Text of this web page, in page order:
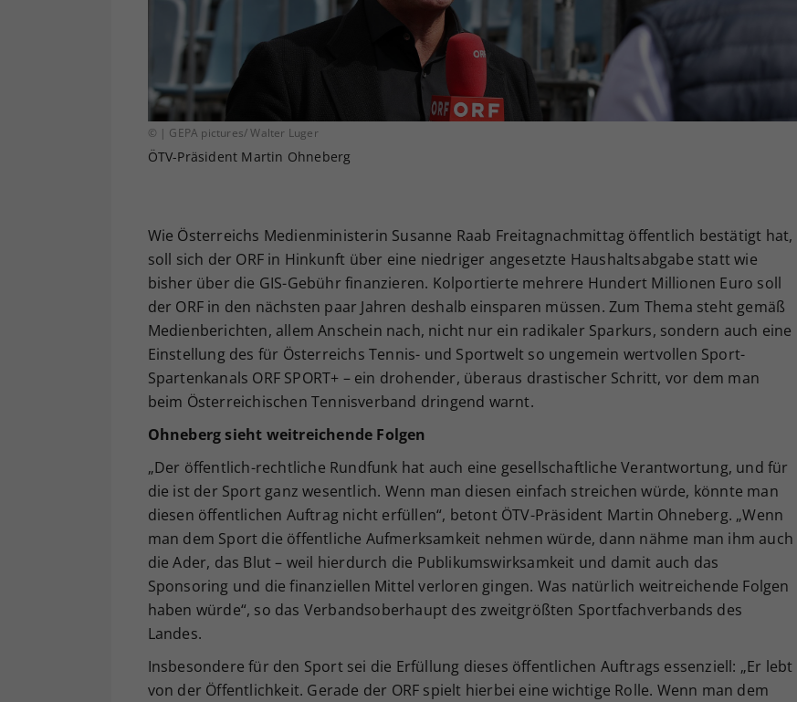
© | GEPA pictures/ Walter Luger
ÖTV-Präsident Martin Ohneberg
Wie Österreichs Medienministerin Susanne Raab Freitagnachmittag öffentlich bestätigt hat,
soll sich der ORF in Hinkunft über eine niedriger angesetzte Haushaltsabgabe statt wie
bisher über die GIS-Gebühr finanzieren. Kolportierte mehrere Hundert Millionen Euro soll
der ORF in den nächsten paar Jahren deshalb einsparen müssen. Zum Thema steht gemäß
Medienberichten, allem Anschein nach, nicht nur ein radikaler Sparkurs, sondern auch eine
Einstellung des für Österreichs Tennis- und Sportwelt so ungemein wertvollen Sport-
Spartenkanals ORF SPORT+ – ein drohender, überaus drastischer Schritt, vor dem man
beim Österreichischen Tennisverband dringend warnt.
Ohneberg sieht weitreichende Folgen
„Der öffentlich-rechtliche Rundfunk hat auch eine gesellschaftliche Verantwortung, und für
die ist der Sport ganz wesentlich. Wenn man diesen einfach streichen würde, könnte man
diesen öffentlichen Auftrag nicht erfüllen“, betont ÖTV-Präsident Martin Ohneberg. „Wenn
man dem Sport die öffentliche Aufmerksamkeit nehmen würde, dann nähme man ihm auch
die Ader, das Blut – weil hierdurch die Publikumswirksamkeit und damit auch das
Sponsoring und die finanziellen Mittel verloren gingen. Was natürlich weitreichende Folgen
haben würde“, so das Verbandsoberhaupt des zweitgrößten Sportfachverbands des
Landes.
Insbesondere für den Sport sei die Erfüllung dieses öffentlichen Auftrags essenziell: „Er lebt
von der Öffentlichkeit. Gerade der ORF spielt hierbei eine wichtige Rolle. Wenn man dem
Ihrer vorgenommen Einstellungen, falls der
Webseiten-Betreiber dies eingestellt hat.